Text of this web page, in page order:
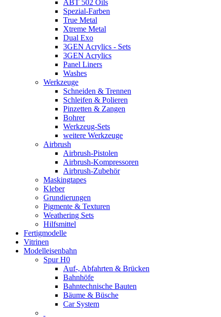
ABT 502 Oils
Spezial-Farben
True Metal
Xtreme Metal
Dual Exo
3GEN Acrylics - Sets
3GEN Acrylics
Panel Liners
Washes
Werkzeuge
Schneiden & Trennen
Schleifen & Polieren
Pinzetten & Zangen
Bohrer
Werkzeug-Sets
weitere Werkzeuge
Airbrush
Airbrush-Pistolen
Airbrush-Kompressoren
Airbrush-Zubehör
Maskingtapes
Kleber
Grundierungen
Pigmente & Texturen
Weathering Sets
Hilfsmittel
Fertigmodelle
Vitrinen
Modelleisenbahn
Spur H0
Auf-, Abfahrten & Brücken
Bahnhöfe
Bahntechnische Bauten
Bäume & Büsche
Car System